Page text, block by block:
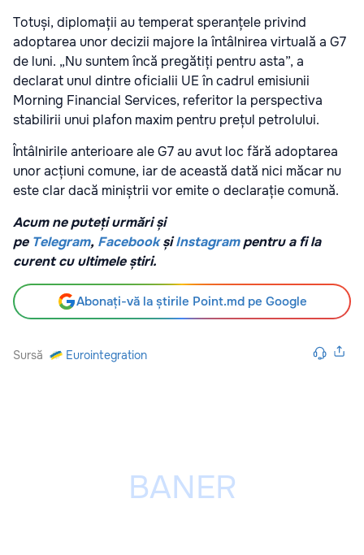
Totuși, diplomații au temperat speranțele privind
adoptarea unor decizii majore la întâlnirea virtuală a G7
de luni. „Nu suntem încă pregătiți pentru asta”, a
declarat unul dintre oficialii UE în cadrul emisiunii
Morning Financial Services, referitor la perspectiva
stabilirii unui plafon maxim pentru prețul petrolului.
Întâlnirile anterioare ale G7 au avut loc fără adoptarea
unor acțiuni comune, iar de această dată nici măcar nu
este clar dacă miniștrii vor emite o declarație comună.
Acum ne puteți urmări și
pe Telegram, Facebook șiInstagrampentru a fi la
curent cu ultimele știri.
Abonați-vă la știrile Point.md pe Google
Sursă Eurointegration